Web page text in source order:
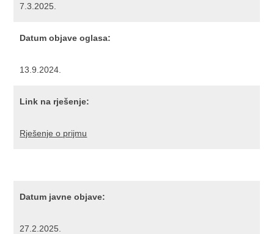
7.3.2025.
Datum objave oglasa:
13.9.2024.
Link na rješenje:
Rješenje o prijmu
Datum javne objave:
27.2.2025.